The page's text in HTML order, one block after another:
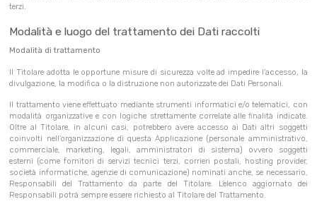
terzi.
Modalità e luogo del trattamento dei Dati raccolti
Modalità di trattamento
Il Titolare adotta le opportune misure di sicurezza volte ad impedire l’accesso, la
divulgazione, la modifica o la distruzione non autorizzate dei Dati Personali.
Il trattamento viene effettuato mediante strumenti informatici e/o telematici, con
modalità organizzative e con logiche strettamente correlate alle finalità indicate.
Oltre al Titolare, in alcuni casi, potrebbero avere accesso ai Dati altri soggetti
coinvolti nell’organizzazione di questa Applicazione (personale amministrativo,
commerciale, marketing, legali, amministratori di sistema) ovvero soggetti
esterni (come fornitori di servizi tecnici terzi, corrieri postali, hosting provider,
società informatiche, agenzie di comunicazione) nominati anche, se necessario,
Responsabili del Trattamento da parte del Titolare. L’elenco aggiornato dei
Responsabili potrà sempre essere richiesto al Titolare del Trattamento.